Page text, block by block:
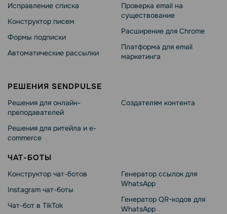
Исправление списка
Конструктор писем
Формы подписки
Автоматические рассылки
Проверка email на
существование
Расширение для Chrome
Платформа для email
маркетинга
РЕШЕНИЯ SENDPULSE
Решения для онлайн-
преподавателей
Решения для ритейла и e-
commerce
Создателям контента
ЧАТ-БОТЫ
Конструктор чат-ботов
Instagram чат-боты
Чат-бот в TikTok
Генератор ссылок для
WhatsApp
Генератор QR-кодов для
WhatsApp